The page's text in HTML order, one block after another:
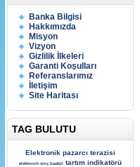
Banka Bilgisi
Hakkımızda
Misyon
Vizyon
Gizlilik İlkeleri
Garanti Koşulları
Referanslarımız
İletişim
Site Haritası
TAG BULUTU
Elektronik pazarcı terazisi
elektronik vinç baskül tartım indikatörü